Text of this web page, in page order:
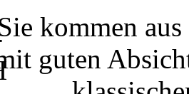
kommen
guten